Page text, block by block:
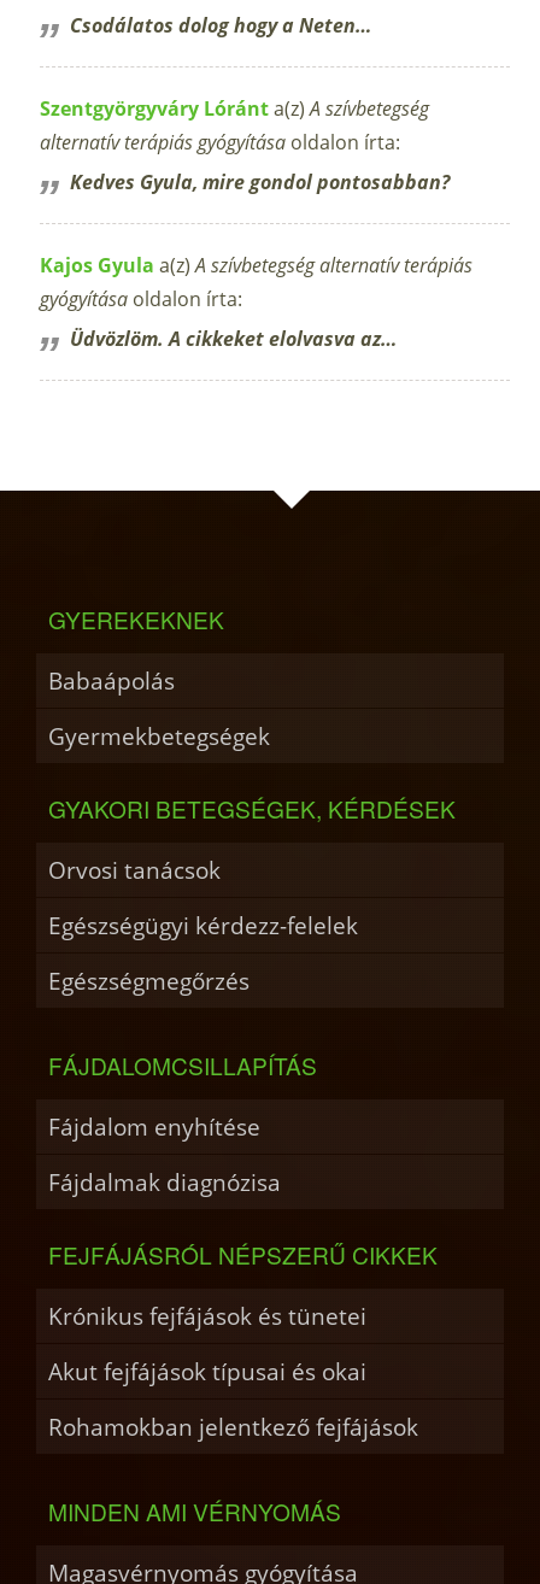
Csodálatos dolog hogy a Neten…
Szentgyörgyváry Lóránta(z)A szívbetegség
alternatív terápiás gyógyítása oldalon írta:
Kedves Gyula, mire gondol pontosabban?
Kajos Gyula a(z)A szívbetegség alternatív terápiás
gyógyítása oldalon írta:
Üdvözlöm. A cikkeket elolvasva az…
GYEREKEKNEK
Babaápolás
Gyermekbetegségek
GYAKORI BETEGSÉGEK, KÉRDÉSEK
Orvosi tanácsok
Egészségügyi kérdezz-felelek
Egészségmegőrzés
FÁJDALOMCSILLAPÍTÁS
Fájdalom enyhítése
Fájdalmak diagnózisa
FEJFÁJÁSRÓL NÉPSZERŰ CIKKEK
Krónikus fejfájások és tünetei
Akut fejfájások típusai és okai
Rohamokban jelentkező fejfájások
MINDEN AMI VÉRNYOMÁS
Magasvérnyomás gyógyítása